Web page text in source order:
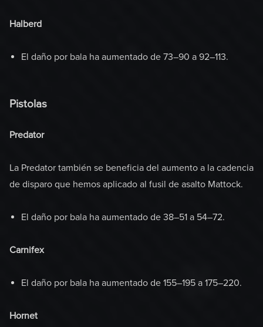
Halberd
El daño por bala ha aumentado de 73–90 a 92–113.
Pistolas
Predator
La Predator también se beneficia del aumento a la cadencia
de disparo que hemos aplicado al fusil de asalto Mattock.
El daño por bala ha aumentado de 38–51 a 54–72.
Carnifex
El daño por bala ha aumentado de 155–195 a 175–220.
Hornet